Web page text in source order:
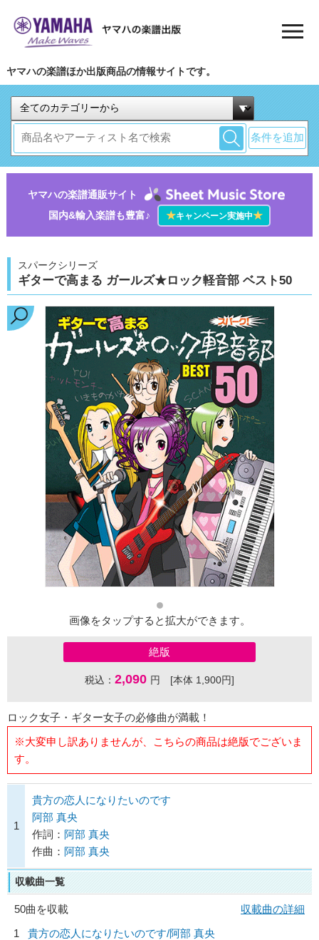
ヤマハの楽譜ほか出版商品の情報サイトです。
条件を追加
ヤマハの楽譜通販サイト
国内&輸入楽譜も豊富♪
★キャンペーン実施中★
スパークシリーズ
ギターで高まる ガールズ★ロック軽音部 ベスト50
画像をタップすると拡大ができます。
絶版
税込： 2,090 円 [本体 1,900円]
ロック女子・ギター女子の必修曲が満載！
※大変申し訳ありませんが、こちらの商品は絶版でございま
す。
1
貴方の恋人になりたいのです
阿部 真央
作詞： 阿部 真央
作曲： 阿部 真央
収載曲一覧
50曲を収載
収載曲の詳細
1
貴方の恋人になりたいのです/阿部 真央